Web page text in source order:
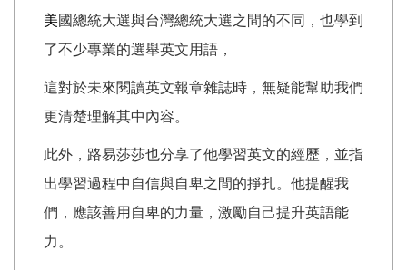
美國總統大選與台灣總統大選之間的不同，也學到
了不少專業的選舉英文用語，
這對於未來閱讀英文報章雜誌時，無疑能幫助我們
更清楚理解其中內容。
此外，路易莎莎也分享了他學習英文的經歷，並指
出學習過程中自信與自卑之間的掙扎。他提醒我
們，應該善用自卑的力量，激勵自己提升英語能
力。